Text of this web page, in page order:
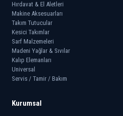
Hırdavat & El Aletleri
Makine Aksesuarları
Takım Tutucular
Kesici Takımlar
Sarf Malzemeleri
Madeni Yağlar & Sıvılar
Kalıp Elemanları
Universal
Servis / Tamir / Bakım
Kurumsal